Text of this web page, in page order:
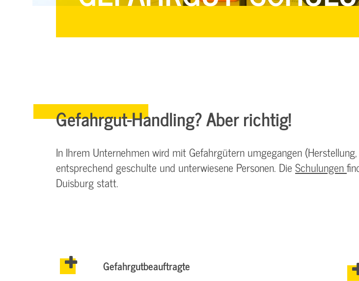
Gefahrgut-Handling? Aber richtig!
In Ihrem Unternehmen wird mit Gefahrgütern umgegangen
entsprechend geschulte und unterwiesene Personen. DieSchulungen
Duisburg statt.
Gefahrgut­beauftragte